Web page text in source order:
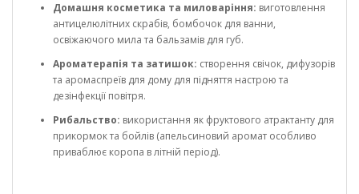
Домашня косметика та миловаріння: виготовлення
антицелюлітних скрабів, бомбочок для ванни,
освіжаючого мила та бальзамів для губ.
Ароматерапія та затишок: створення свічок, дифузорів
та аромаспреїв для дому для підняття настрою та
дезінфекції повітря.
Рибальство: використання як фруктового атрактанту для
прикормок та бойлів (апельсиновий аромат особливо
приваблює коропа в літній період).